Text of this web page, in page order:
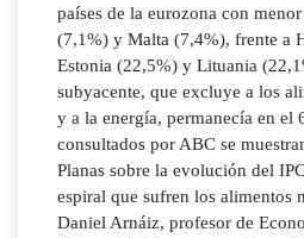
países de la eurozona con
(7,1%) y Malta (7,4%), frente a
Estonia (22,5%) y Lituania
subyacente, que excluye a los
y a la energía, permanecía en el
consultados por ABC se
Planas sobre la evolución del
espiral que sufren los alimentos
Daniel Arnáiz, profesor de